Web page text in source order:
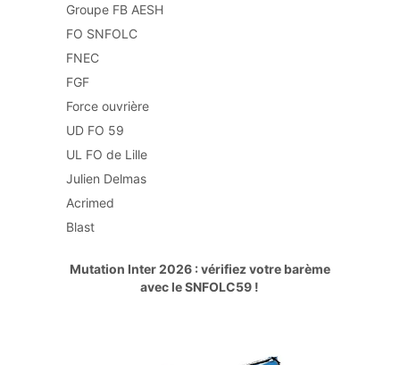
Groupe FB AESH
FO SNFOLC
FNEC
FGF
Force ouvrière
UD FO 59
UL FO de Lille
Julien Delmas
Acrimed
Blast
Mutation Inter 2026 : vérifiez votre barème
avec le SNFOLC59 !